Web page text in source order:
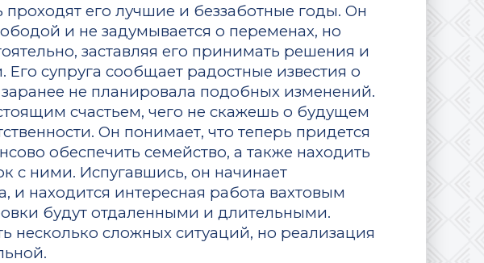
его лучшие и беззаботные годы. Он
и не задумывается о переменах, но
заставляя его принимать решения и
Его супруга сообщает радостные известия о
не планировала подобных изменений.
счастьем, чего не скажешь о будущем
Он понимает, что теперь придется
обеспечить семейство, а также находить
с ними. Испугавшись, он начинает
и находится интересная работа вахтовым
будут отдаленными и длительными.
несколько сложных ситуаций, но реализация